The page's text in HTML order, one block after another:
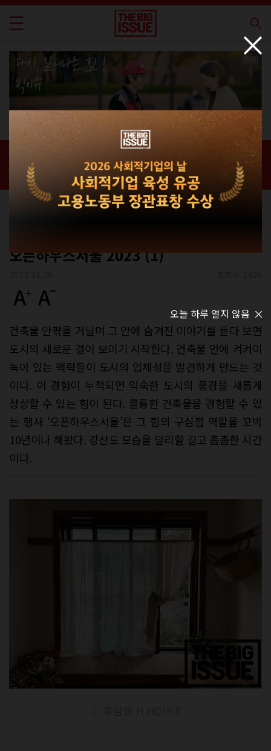
신간 · 과월호
홈 / 매거진 / 신간 · 과월호
오픈하우스서울 2023 (1)
건축물 안팎을 거닐며 그 안에 숨겨진 이야기를 듣다 보면
도시의 새로운 결이 보이기 시작한다. 건축물 안에 켜켜이
녹아 있는 맥락들이 도시의 입체성을 발견하게 만드는 것
이다. 이 경험이 누적되면 익숙한 도시의 풍경을 새롭게
상상할 수 있는 힘이 된다. 훌륭한 건축물을 경험할 수 있
는 행사 ‘오픈하우스서울’은 그 힘의 구심점 역할을 꼬박
10년이나 해왔다. 강산도 모습을 달리할 길고 촘촘한 시간
이다.
오늘 하루 열지 않음